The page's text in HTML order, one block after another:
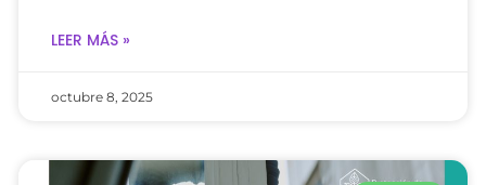
LEER MÁS »
octubre 8, 2025